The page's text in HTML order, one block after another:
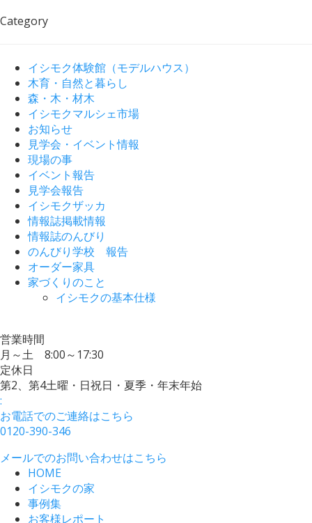
Category
イシモク体験館（モデルハウス）
木育・自然と暮らし
森・木・材木
イシモクマルシェ市場
お知らせ
見学会・イベント情報
現場の事
イベント報告
見学会報告
イシモクザッカ
情報誌掲載情報
情報誌のんびり
のんびり学校 報告
オーダー家具
家づくりのこと
イシモクの基本仕様
営業時間
月～土 8:00～17:30
定休日
第2、第4土曜・日祝日・夏季・年末年始
:
お電話でのご連絡はこちら
0120-390-346
メールでのお問い合わせはこちら
HOME
イシモクの家
事例集
お客様レポート